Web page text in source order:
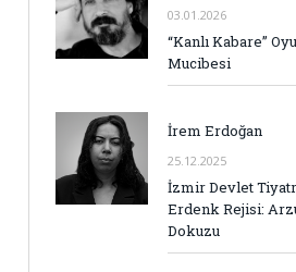
03.01.2026
“Kanlı Kabare”
Mucibesi
İrem Erdoğan
25.12.2025
İzmir Devlet
Erdenk Rejisi:
Dokuzu